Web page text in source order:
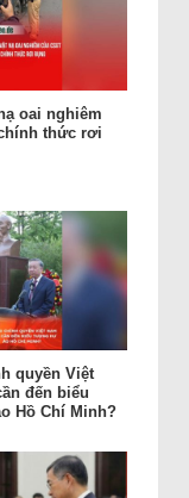
oai nghiêm
thức rơi
quyền Việt
đến biểu
Hồ Chí Minh?